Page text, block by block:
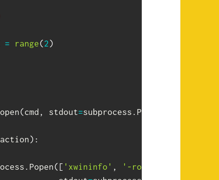
= range(2)
(cmd , stdout=subprocess . PIPE
action) :
. Popen( [ 'xwininfo' , '-root'